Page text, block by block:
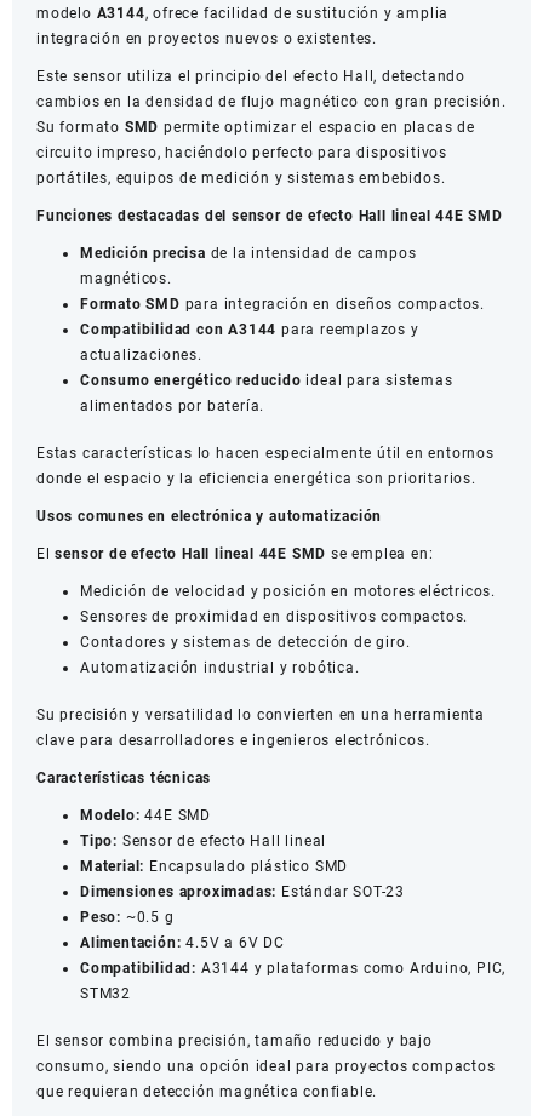
modelo A3144, ofrece facilidad de sustitución y amplia
integración en proyectos nuevos o existentes.
Este sensor utiliza el principio del efecto Hall, detectando
cambios en la densidad de flujo magnético con gran precisión.
Su formato SMD permite optimizar el espacio en placas de
circuito impreso, haciéndolo perfecto para dispositivos
portátiles, equipos de medición y sistemas embebidos.
Funciones destacadas del sensor de efecto Hall lineal 44E SMD
Medición precisa de la intensidad de campos
magnéticos.
Formato SMD para integración en diseños compactos.
Compatibilidad con A3144 para reemplazos y
actualizaciones.
Consumo energético reducido ideal para sistemas
alimentados por batería.
Estas características lo hacen especialmente útil en entornos
donde el espacio y la eficiencia energética son prioritarios.
Usos comunes en electrónica y automatización
Elsensor de efecto Hall lineal 44E SMD se emplea en:
Medición de velocidad y posición en motores eléctricos.
Sensores de proximidad en dispositivos compactos.
Contadores y sistemas de detección de giro.
Automatización industrial y robótica.
Su precisión y versatilidad lo convierten en una herramienta
clave para desarrolladores e ingenieros electrónicos.
Características técnicas
Modelo: 44E SMD
Tipo: Sensor de efecto Hall lineal
Material: Encapsulado plástico SMD
Dimensiones aproximadas: Estándar SOT-23
Peso: ~0.5 g
Alimentación: 4.5V a 6V DC
Compatibilidad: A3144 y plataformas como Arduino, PIC,
STM32
El sensor combina precisión, tamaño reducido y bajo
consumo, siendo una opción ideal para proyectos compactos
que requieran detección magnética confiable.